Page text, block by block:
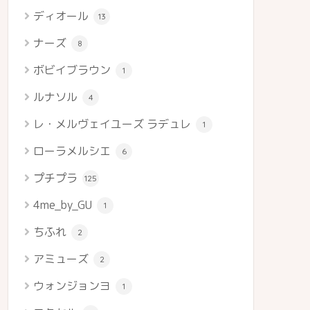
ディオール 13
ナーズ 8
ボビイブラウン 1
ルナソル 4
レ・メルヴェイユーズ ラデュレ 1
ローラメルシエ 6
プチプラ 125
4me_by_GU 1
ちふれ 2
アミューズ 2
ウォンジョンヨ 1